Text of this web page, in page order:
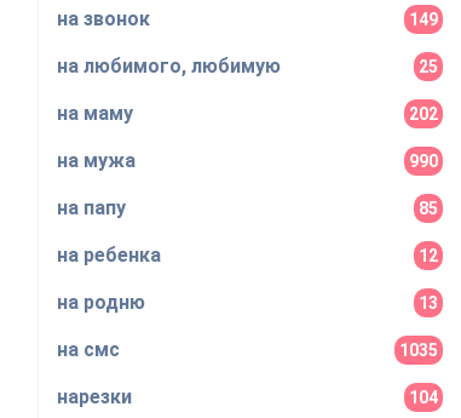
на звонок 149
на любимого, любимую 25
на маму 202
на мужа 990
на папу 85
на ребенка 12
на родню 13
на смс 1035
нарезки 104